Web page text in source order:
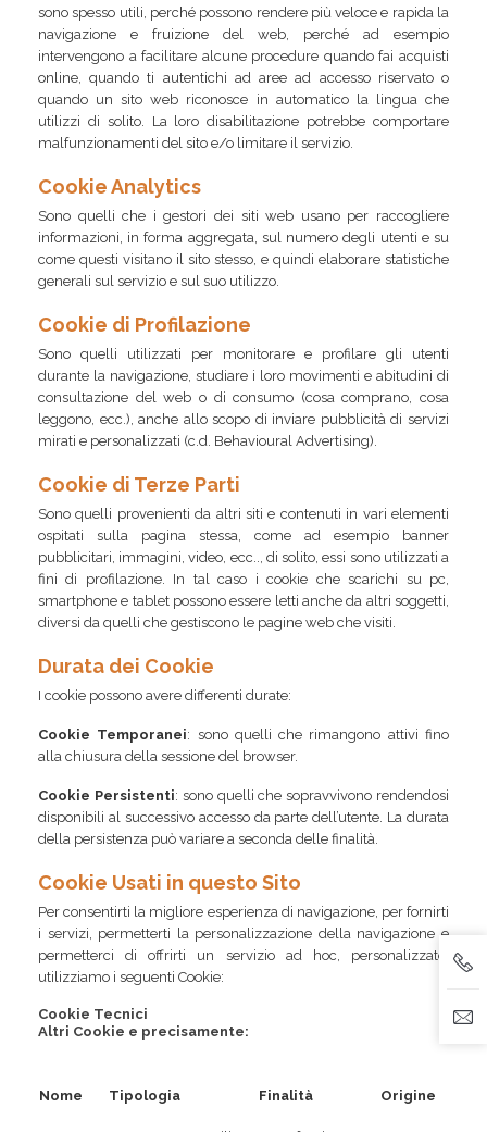
sono spesso utili, perché possono rendere più veloce e rapida la
navigazione e fruizione del web, perché ad esempio
intervengono a facilitare alcune procedure quando fai acquisti
online, quando ti autentichi ad aree ad accesso riservato o
quando un sito web riconosce in automatico la lingua che
utilizzi di solito. La loro disabilitazione potrebbe comportare
malfunzionamenti del sito e/o limitare il servizio.
Cookie Analytics
Sono quelli che i gestori dei siti web usano per raccogliere
informazioni, in forma aggregata, sul numero degli utenti e su
come questi visitano il sito stesso, e quindi elaborare statistiche
generali sul servizio e sul suo utilizzo.
Cookie di Profilazione
Sono quelli utilizzati per monitorare e profilare gli utenti
durante la navigazione, studiare i loro movimenti e abitudini di
consultazione del web o di consumo (cosa comprano, cosa
leggono, ecc.), anche allo scopo di inviare pubblicità di servizi
mirati e personalizzati (c.d. Behavioural Advertising).
Cookie di Terze Parti
Sono quelli provenienti da altri siti e contenuti in vari elementi
ospitati sulla pagina stessa, come ad esempio banner
pubblicitari, immagini, video, ecc.., di solito, essi sono utilizzati a
fini di profilazione. In tal caso i cookie che scarichi su pc,
smartphone e tablet possono essere letti anche da altri soggetti,
diversi da quelli che gestiscono le pagine web che visiti.
Durata dei Cookie
I cookie possono avere differenti durate:
Cookie Temporanei: sono quelli che rimangono attivi fino
alla chiusura della sessione del browser.
Cookie Persistenti: sono quelli che sopravvivono rendendosi
disponibili al successivo accesso da parte dell’utente. La durata
della persistenza può variare a seconda delle finalità.
Cookie Usati in questo Sito
Per consentirti la migliore esperienza di navigazione, per fornirti
i servizi, permetterti la personalizzazione della navigazione e
permetterci di offrirti un servizio ad hoc, personalizzato,
utilizziamo i seguenti Cookie:
Cookie Tecnici
Altri Cookie e precisamente:
Nome Tipologia Finalità Origine